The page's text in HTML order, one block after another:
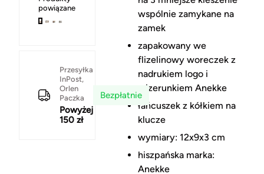
powiązane
Przesyłka
InPost,
Orlen
Paczka
Powyżej
150 zł
Bezpłatnie
wspólnie zamykane na
zamek
zapakowany we
flizelinowy woreczek z
nadrukiem logo i
wizerunkiem Anekke
łańcuszek z kółkiem na
klucze
wymiary: 12x9x3 cm
hiszpańska marka:
Anekke